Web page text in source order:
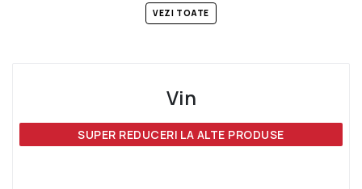
Vin
SUPER REDUCERI LA ALTE PRODUSE
VEZI TOATE